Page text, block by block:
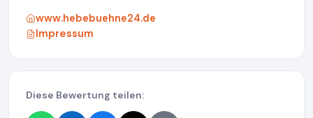
www.hebebuehne24.de
Impressum
Diese Bewertung teilen: